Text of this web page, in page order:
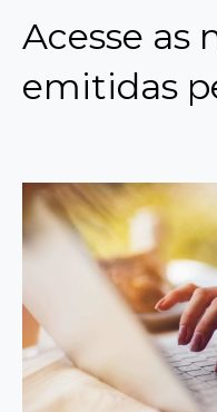
Acesse as
emitidas